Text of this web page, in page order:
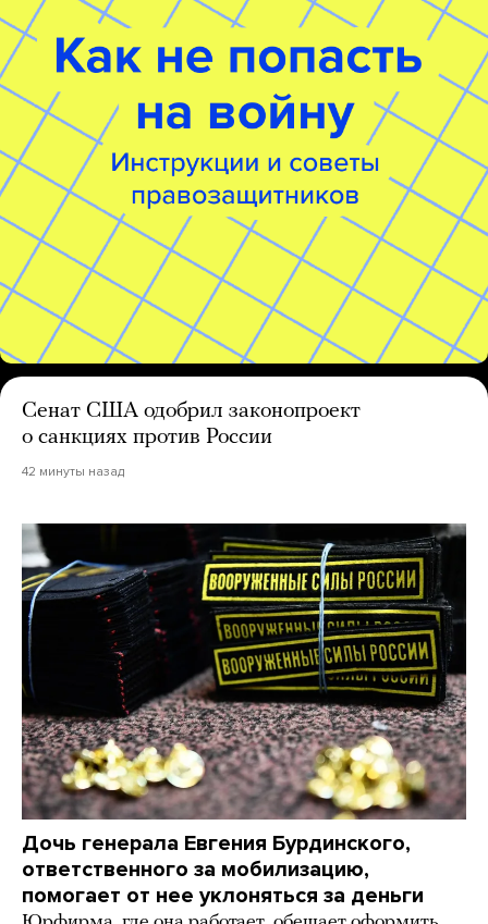
Сенат США одобрил законопроект
о санкциях против России
42 минуты назад
Дочь генерала Евгения Бурдинского,
ответственного за мобилизацию,
помогает от нее уклоняться за деньги